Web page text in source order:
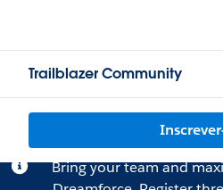
Trailblazer Community
Bring your team and